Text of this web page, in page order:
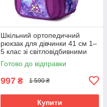
Шкільний ортопедичний
рюкзак для дівчинки 41 см 1–
5 клас зі світловідбивними
елементами Фіолетовий
(61141)
Готово до відправки
997 ₴ 1 590 ₴
Купити